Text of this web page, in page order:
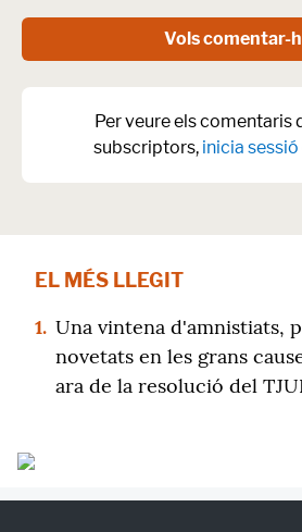
Vols comentar-
Per veure els comentaris
subscriptors, inicia sessió
EL MÉS LLEGIT
1. Una vintena d'amnistiats,
novetats en les grans
ara de la resolució del